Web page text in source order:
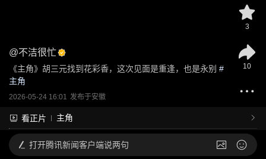
@不洁很忙
《主角》胡三元找到花彩香，这次见面是重逢，也是永别 #
主角
2026-05-24 16:01 发布于安徽
看正片 主角
3
10
打开腾讯新闻客户端说两句